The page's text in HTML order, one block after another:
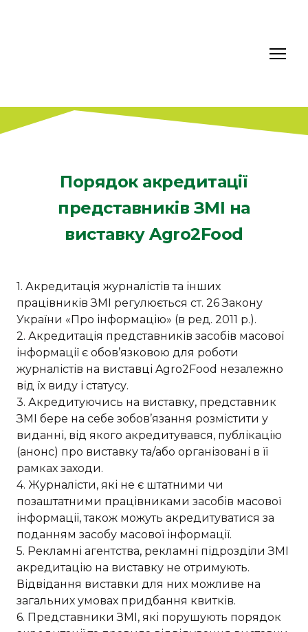
Порядок акредитації
представників ЗМІ на
виставку Agro2Food
1. Акредитація журналістів та інших
працівників ЗМІ регулюється ст. 26 Закону
України «Про інформацію» (в ред. 2011 р.).
2. Акредитація представників засобів масової
інформації є обов’язковою для роботи
журналістів на виставці Agro2Food незалежно
від їх виду і статусу.
3. Акредитуючись на виставку, представник
ЗМІ бере на себе зобов’язання розмістити у
виданні, від якого акредитувався, публікацію
(анонс) про виставку та/або організовані в її
рамках заходи.
4. Журналісти, які не є штатними чи
позаштатними працівниками засобів масової
інформації, також можуть акредитуватися за
поданням засобу масової інформації.
5. Рекламні агентства, рекламні підрозділи ЗМІ
акредитацію на виставку не отримують.
Відвідання виставки для них можливе на
загальних умовах придбання квитків.
6. Представники ЗМІ, які порушують порядок